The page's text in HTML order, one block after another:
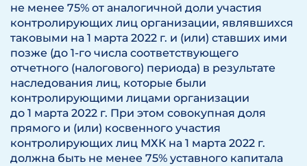
не менее 75% от аналогичной доли участия
контролирующих лиц организации, являвшихся
таковыми на 1 марта 2022 г. и (или) ставших ими
позже (до 1-го числа соответствующего
отчетного (налогового) периода) в результате
наследования лиц, которые были
контролирующими лицами организации
до 1 марта 2022 г. При этом совокупная доля
прямого и (или) косвенного участия
контролирующих лиц МХК на 1 марта 2022 г.
должна быть не менее 75% уставного капитала